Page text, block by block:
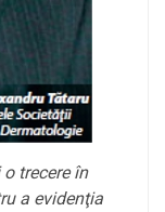
trecere în
a evidenţia